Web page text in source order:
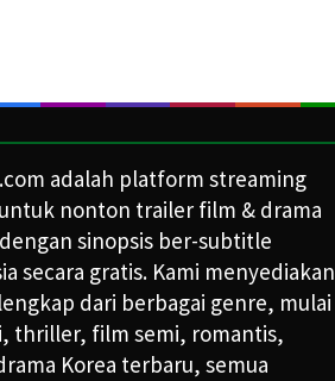
adalah platform streaming
nonton trailer film & drama
sinopsis ber-subtitle
secara gratis. Kami menyediakan
dari berbagai genre, mulai
thriller, film semi, romantis,
Korea terbaru, semua